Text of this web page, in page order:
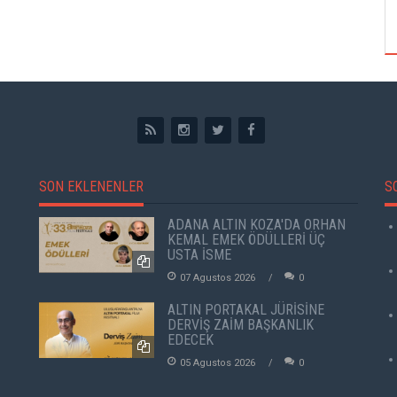
SON EKLENENLER
ADANA ALTIN KOZA'DA ORHAN
KEMAL EMEK ÖDÜLLERİ ÜÇ
USTA İSME
07 Agustos 2026 0
ALTIN PORTAKAL JÜRİSİNE
DERVİŞ ZAİM BAŞKANLIK
EDECEK
05 Agustos 2026 0